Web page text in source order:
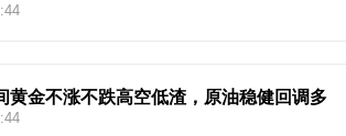
黄金不涨不跌高空低渣，原油稳健回调多